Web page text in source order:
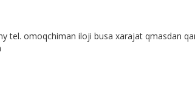
tel. omoqchiman iloji busa xarajat qmasdan